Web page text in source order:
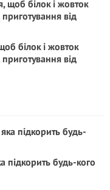
білок і жовток
від
підкорить будь-кого